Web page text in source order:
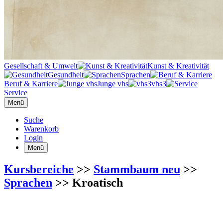
Gesellschaft & Umwelt
Kunst & Kreativität
Gesundheit
Sprachen
Beruf & Karriere
Junge vhs
vhs3
Service
Menü
Suche
Warenkorb
Login
Menü
Kursbereiche >> Stammbaum neu >>
Sprachen >> Kroatisch